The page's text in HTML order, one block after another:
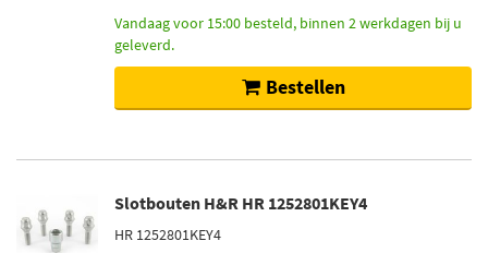
Vandaag voor 15:00 besteld, binnen 2 werkdagen bij u
geleverd.
Bestellen
Slotbouten H&R HR 1252801KEY4
HR 1252801KEY4